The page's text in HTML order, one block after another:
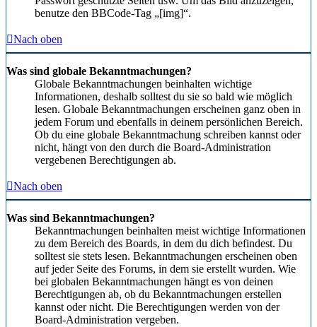
benutze den BBCode-Tag „[img]“.
Nach oben
Was sind globale Bekanntmachungen?
Globale Bekanntmachungen beinhalten wichtige
Informationen, deshalb solltest du sie so bald wie möglich
lesen. Globale Bekanntmachungen erscheinen ganz oben in
jedem Forum und ebenfalls in deinem persönlichen Bereich.
Ob du eine globale Bekanntmachung schreiben kannst oder
nicht, hängt von den durch die Board-Administration
vergebenen Berechtigungen ab.
Nach oben
Was sind Bekanntmachungen?
Bekanntmachungen beinhalten meist wichtige Informationen
zu dem Bereich des Boards, in dem du dich befindest. Du
solltest sie stets lesen. Bekanntmachungen erscheinen oben
auf jeder Seite des Forums, in dem sie erstellt wurden. Wie
bei globalen Bekanntmachungen hängt es von deinen
Berechtigungen ab, ob du Bekanntmachungen erstellen
kannst oder nicht. Die Berechtigungen werden von der
Board-Administration vergeben.